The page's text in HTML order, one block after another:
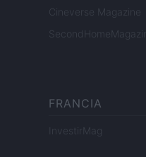
Cineverse Magazine
FRANCIA
InvestirMag